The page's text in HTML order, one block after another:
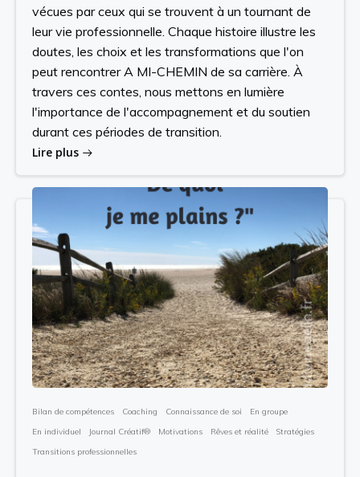
vécues par ceux qui se trouvent à un tournant de
leur vie professionnelle. Chaque histoire illustre les
doutes, les choix et les transformations que l'on
peut rencontrer A MI-CHEMIN de sa carrière. À
travers ces contes, nous mettons en lumière
l'importance de l'accompagnement et du soutien
durant ces périodes de transition.
Lire plus
Bilan de compétences Coaching Connaissance de soi
En groupe
En individuel
Journal Créatif® Motivations Rêves et réalité
Stratégies
Transitions professionnelles